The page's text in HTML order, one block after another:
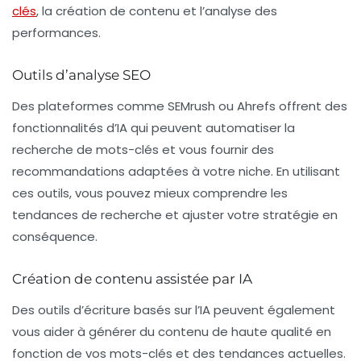
clés, la création de contenu et l’analyse des
performances.
Outils d’analyse SEO
Des plateformes comme SEMrush ou Ahrefs offrent des
fonctionnalités d’IA qui peuvent automatiser la
recherche de mots-clés et vous fournir des
recommandations adaptées à votre niche. En utilisant
ces outils, vous pouvez mieux comprendre les
tendances de recherche et ajuster votre stratégie en
conséquence.
Création de contenu assistée par IA
Des outils d’écriture basés sur l’IApeuvent également
vous aider à générer du contenu de haute qualité en
fonction de vos mots-clés et des tendances actuelles.